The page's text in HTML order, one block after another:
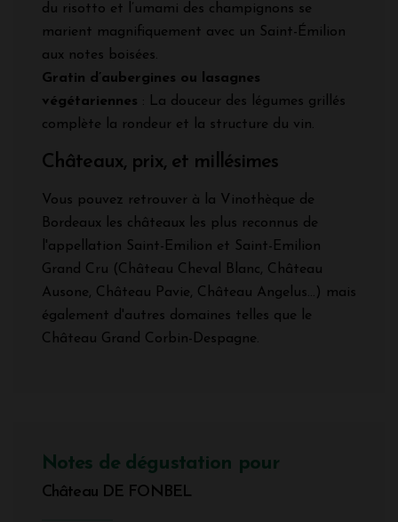
du risotto et l’umami des champignons se
marient magnifiquement avec un Saint-Émilion
aux notes boisées.
Gratin d’aubergines ou lasagnes
végétariennes : La douceur des légumes grillés
complète la rondeur et la structure du vin.
Châteaux, prix, et millésimes
Vous pouvez retrouver à la Vinothèque de
Bordeaux les châteaux les plus reconnus de
l'appellation Saint-Emilion et Saint-Emilion
Grand Cru (Château Cheval Blanc, Château
Ausone, Château Pavie, Château Angelus...) mais
également d'autres domaines telles que le
Château Grand Corbin-Despagne.
Notes de dégustation pour
Château DE FONBEL